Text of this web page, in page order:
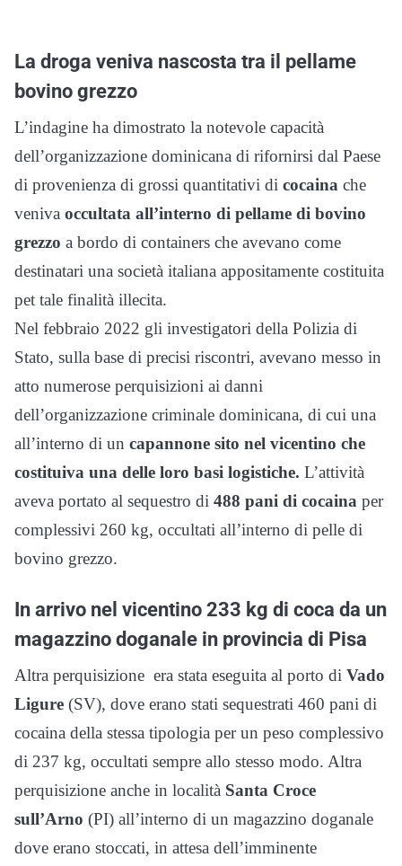
La droga veniva nascosta tra il pellame
bovino grezzo
L’indagine ha dimostrato la notevole capacità
dell’organizzazione dominicana di rifornirsi dal Paese
di provenienza di grossi quantitativi di cocaina che
veniva occultata all’interno di pellame di bovino
grezzo a bordo di containers che avevano come
destinatari una società italiana appositamente costituita
pet tale finalità illecita.
Nel febbraio 2022 gli investigatori della Polizia di
Stato, sulla base di precisi riscontri, avevano messo in
atto numerose perquisizioni ai danni
dell’organizzazione criminale dominicana, di cui una
all’interno di un capannone sito nel vicentino che
costituiva una delle loro basi logistiche. L’attività
aveva portato al sequestro di 488 pani di cocaina per
complessivi 260 kg, occultati all’interno di pelle di
bovino grezzo.
In arrivo nel vicentino 233 kg di coca da un
magazzino doganale in provincia di Pisa
Altra perquisizione era stata eseguita al porto di Vado
Ligure (SV), dove erano stati sequestrati 460 pani di
cocaina della stessa tipologia per un peso complessivo
di 237 kg, occultati sempre allo stesso modo. Altra
perquisizione anche in località Santa Croce
sull’Arno (PI) all’interno di un magazzino doganale
dove erano stoccati, in attesa dell’imminente